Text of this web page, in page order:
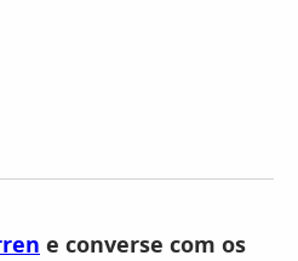
e converse com os